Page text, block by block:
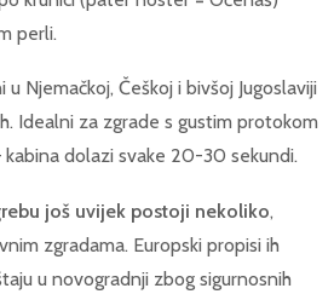
perli.
Njemačkoj, Češkoj i bivšoj Jugoslaviji
Idealni za zgrade s gustim protokom
dolazi svake 20-30 sekundi.
još uvijek postoji nekoliko,
zgradama. Europski propisi ih
u novogradnji zbog sigurnosnih